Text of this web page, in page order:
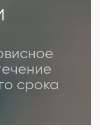
срока